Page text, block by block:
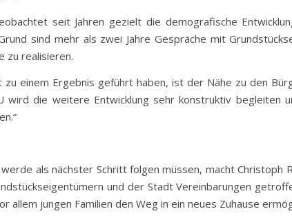
seit Jahren gezielt die demografische
sind mehr als zwei Jahre Gespräche mit
zu realisieren.
einem Ergebnis geführt haben, ist der Nähe zu den
wird die weitere Entwicklung sehr konstruktiv begleiten
als nächster Schritt folgen müssen, macht
und der Stadt Vereinbarungen
jungen Familien den Weg in ein neues Zuhause